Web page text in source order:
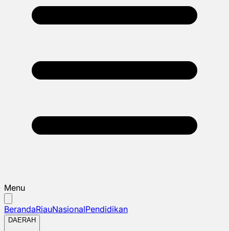
Menu
BerandaRiauNasionalPendidikan
DAERAH